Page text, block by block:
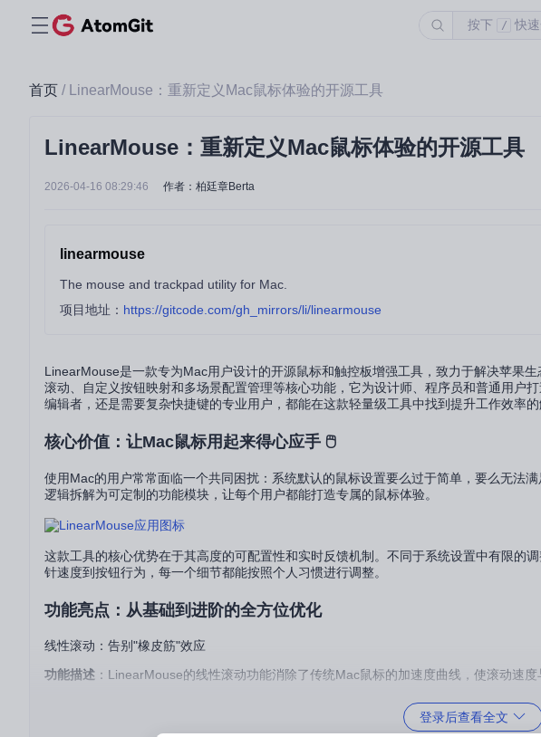
按下 / 快
首页 / LinearMouse：重新定义Mac鼠标体验的开源工具
LinearMouse：重新定义Mac鼠标体验的开源工具
2026-04-16 08:29:46 作者：柏廷章Berta
linearmouse
The mouse and trackpad utility for Mac.
项目地址： https://gitcode.com/gh_mirrors/li/linearmouse
LinearMouse是一款专为Mac用户设计的开源鼠标和触控板增强工具，致力于解决苹果
滚动、自定义按钮映射和多场景配置管理等核心功能，它为设计师、程序员和普通用户
编辑者，还是需要复杂快捷键的专业用户，都能在这款轻量级工具中找到提升工作效率的
核心价值：让Mac鼠标用起来得心应手 🖱️
使用Mac的用户常常面临一个共同困扰：系统默认的鼠标设置要么过于简单，要么无法
逻辑拆解为可定制的功能模块，让每个用户都能打造专属的鼠标体验。
这款工具的核心优势在于其高度的可配置性和实时反馈机制。不同于系统设置中有限的
针速度到按钮行为，每一个细节都能按照个人习惯进行调整。
功能亮点：从基础到进阶的全方位优化
线性滚动：告别"橡皮筋"效应
功能描述 ：LinearMouse的线性滚动功能消除了传统Mac鼠标的加速度曲线，使滚动速度
：在浏览长文档或代码时，你可以获得Windows系统般的稳定滚动体验，避免
登录后查看全文